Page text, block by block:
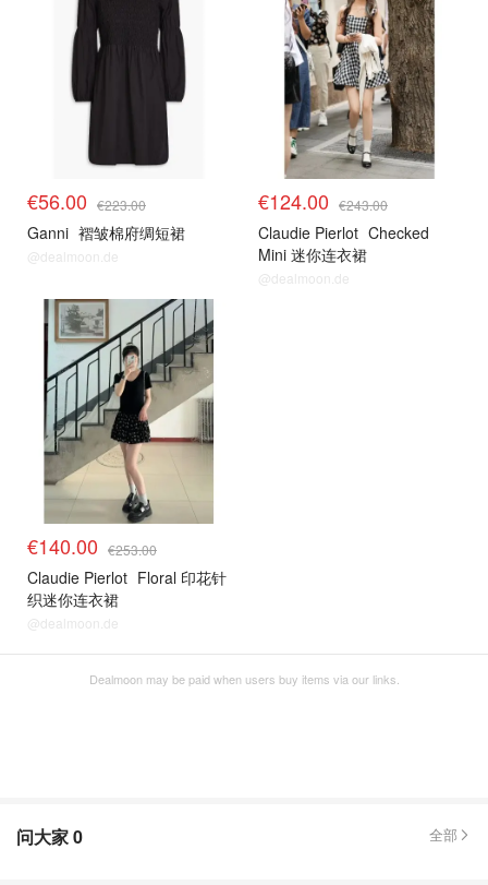
€56.00 €223.00
Ganni 褶皱棉府绸短裙
@dealmoon.de
€124.00 €243.00
Claudie Pierlot Checked
Mini 迷你连衣裙
@dealmoon.de
€140.00 €253.00
Claudie Pierlot Floral 印花针
织迷你连衣裙
@dealmoon.de
Dealmoon may be paid when users buy items via our links.
问大家0 全部